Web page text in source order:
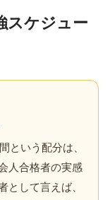
スケジュー
という配分は、
人合格者の実感
として言えば、